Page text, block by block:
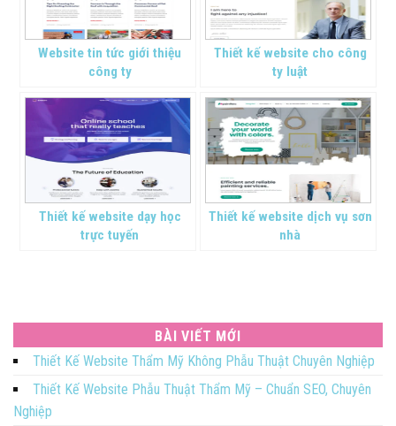
Website tin tức giới thiệu
công ty
Thiết kế website cho công
ty luật
Thiết kế website dạy học
trực tuyến
Thiết kế website dịch vụ sơn
nhà
BÀI VIẾT MỚI
Thiết Kế Website Thẩm Mỹ Không Phẫu Thuật Chuyên Nghiệp
Thiết Kế Website Phẫu Thuật Thẩm Mỹ – Chuẩn SEO, Chuyên
Nghiệp